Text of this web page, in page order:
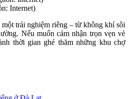
Internet)
trải nghiệm riêng – từ không khí sôi
Nếu muốn cảm nhận trọn vẹn vẻ
thời gian ghé thăm những khu chợ